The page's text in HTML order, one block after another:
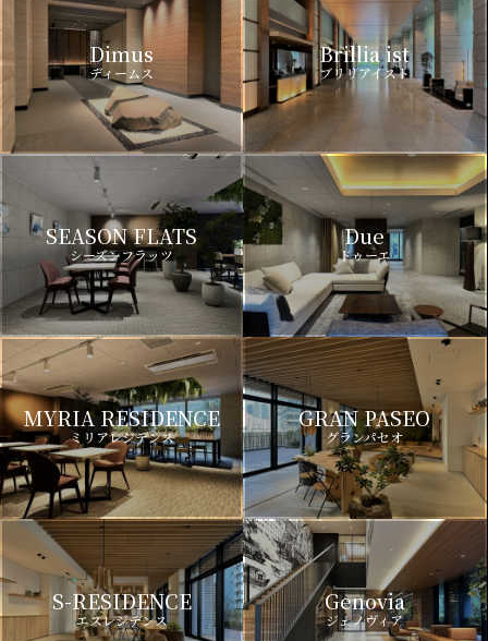
Dimus
ディームス
Brillia ist
ブリリアイスト
SEASON FLATS
シーズンフラッツ
Due
ドゥーエ
MYRIA RESIDENCE
ミリアレジデンス
GRAN PASEO
グランパセオ
S-RESIDENCE
エスレジデンス
Genovia
ジェノヴィア